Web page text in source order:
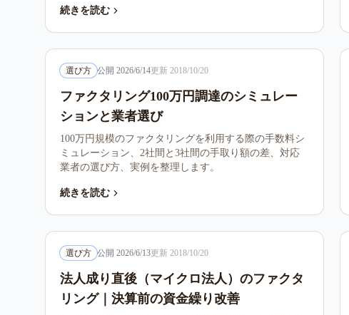
続きを読む
選び方 公開 2026/6/14更新 2018/10/20
ファクタリング100万円調達のシミュレー
ションと業者選び
100万円規模のファクタリングを利用する際の手数料シ
ミュレーション、2社間と3社間の手取り額の差、対応
業者の選び方、実例を整理します。
続きを読む
選び方 公開 2026/6/13更新 2018/10/20
法人成り直後（マイクロ法人）のファクタ
リング｜決算前の資金繰り改善